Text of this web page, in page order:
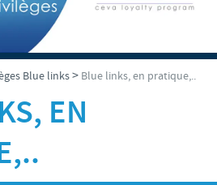
Tunisie
MÉDIA
Blue links> Blue links, en pratique,..
EN